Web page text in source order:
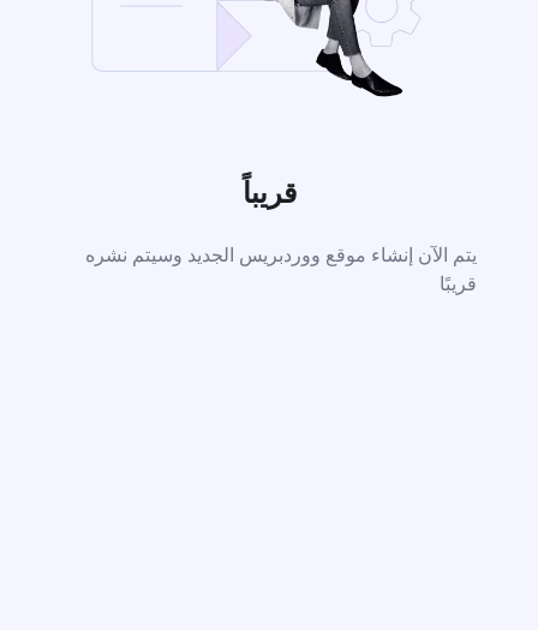
قريباً
يتم الآن إنشاء موقع ووردبريس الجديد وسيتم نشره
قريبًا